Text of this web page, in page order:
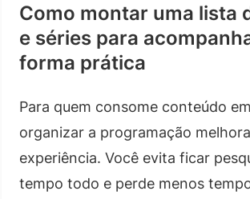
Como montar uma lista
e séries para
forma prática
Para quem consome conteúdo
organizar a programação
experiência. Você evita ficar
tempo todo e perde menos